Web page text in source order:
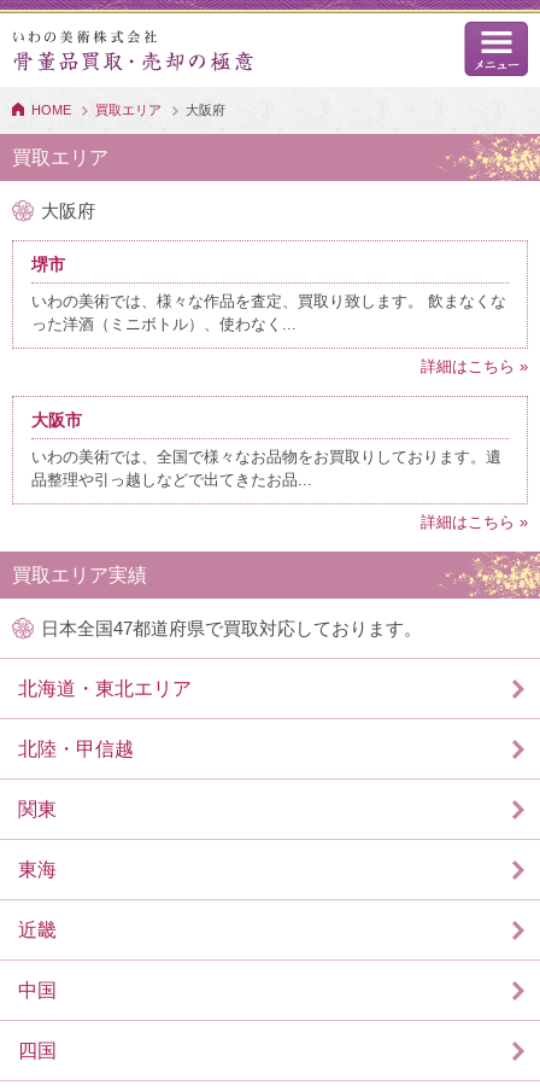
HOME 買取エリア 大阪府
買取エリア
大阪府
堺市
いわの美術では、様々な作品を査定、買取り致します。 飲まなくな
った洋酒（ミニボトル）、使わなく...
詳細はこちら »
大阪市
いわの美術では、全国で様々なお品物をお買取りしております。遺
品整理や引っ越しなどで出てきたお品...
詳細はこちら »
買取エリア実績
日本全国47都道府県で買取対応しております。
北海道・東北エリア
北陸・甲信越
関東
東海
近畿
中国
四国